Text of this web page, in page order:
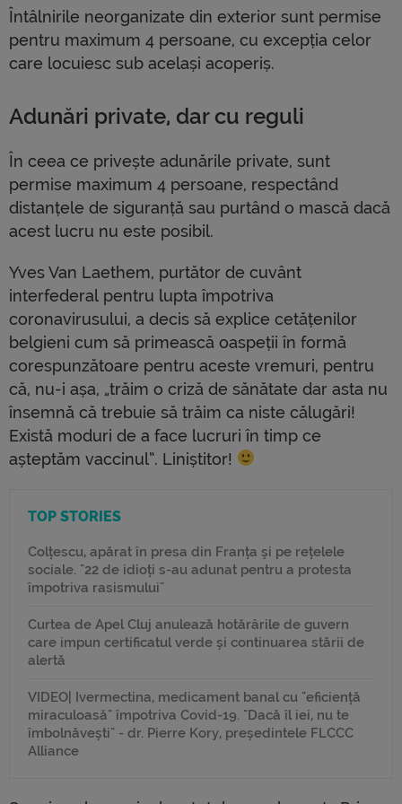
Întâlnirile neorganizate din exterior sunt permise
pentru maximum 4 persoane, cu excepția celor
care locuiesc sub același acoperiș.
Adunări private, dar cu reguli
În ceea ce privește adunările private, sunt
permise maximum 4 persoane, respectând
distanțele de siguranță sau purtând o mască dacă
acest lucru nu este posibil.
Yves Van Laethem, purtător de cuvânt
interfederal pentru lupta împotriva
coronavirusului, a decis să explice cetățenilor
belgieni cum să primească oaspeții în formă
corespunzătoare pentru aceste vremuri, pentru
că, nu-i așa, „trăim o criză de sănătate dar asta nu
însemnă că trebuie să trăim ca niste călugări!
Există moduri de a face lucruri în timp ce
așteptăm vaccinul”. Liniștitor!
TOP STORIES
Colțescu, apărat în presa din Franța și pe rețelele
sociale. "22 de idioți s-au adunat pentru a protesta
împotriva rasismului"
Curtea de Apel Cluj anulează hotărârile de guvern
care impun certificatul verde și continuarea stării de
alertă
VIDEO| Ivermectina, medicament banal cu "eficiență
miraculoasă" împotriva Covid-19. "Dacă îl iei, nu te
îmbolnăvești" - dr. Pierre Kory, președintele FLCCC
Alliance